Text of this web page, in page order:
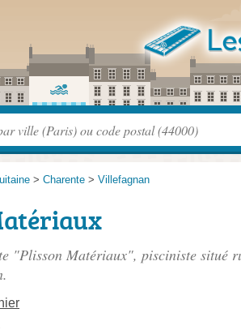
> Charente > Villefagnan
"Plisson Matériaux", pisciniste situé